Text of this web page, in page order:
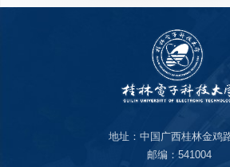
地址：中国广西桂林金鸡
邮编：541004